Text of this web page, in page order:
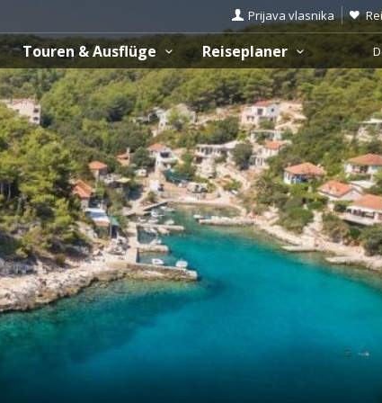
Prijava vlasnika
Touren & Ausflüge Reiseplaner